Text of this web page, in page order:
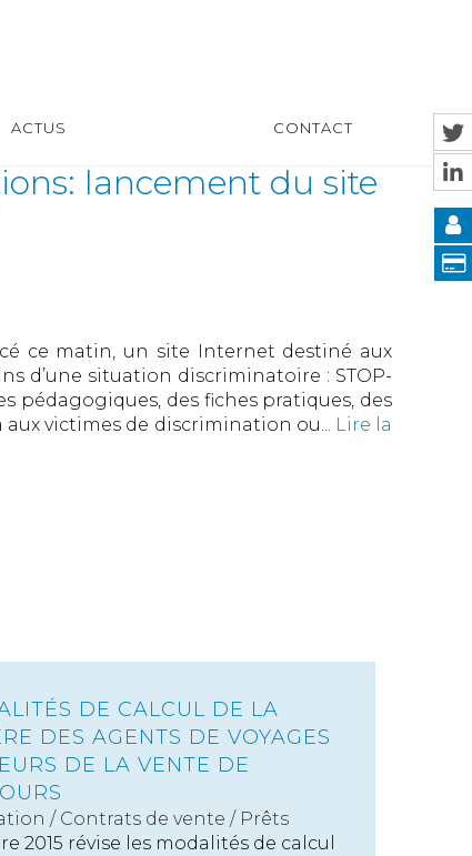
ACTUS CONTACT
lancement du site
ce matin, un site Internet destiné aux
d’une situation discriminatoire : STOP-
pédagogiques, des fiches pratiques, des
victimes de discrimination ou... Lire la
DE CALCUL DE LA
DES AGENTS DE VOYAGES
DE LA VENTE DE
/ Contrats de vente / Prêts
2015 révise les modalités de calcul